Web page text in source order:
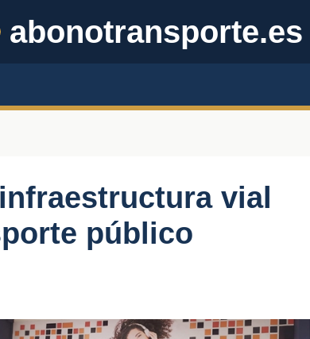
abonotransporte.es
vial
público